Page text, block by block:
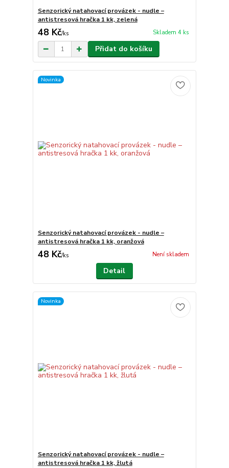
Senzorický natahovací provázek - nudle –
antistresová hračka 1 kk, zelená
48 Kč/ks Skladem 4 ks
Přidat do košíku
Novinka
Senzorický natahovací provázek - nudle –
antistresová hračka 1 kk, oranžová
48 Kč/ks Není skladem
Detail
Novinka
Senzorický natahovací provázek - nudle –
antistresová hračka 1 kk, žlutá